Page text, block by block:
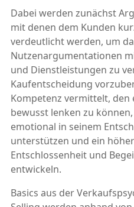
Dabei werden zunächst
mit denen dem Kunden
verdeutlicht werden, um
Nutzenargumentationen
und Dienstleistungen zu
Kaufentscheidung
Kompetenz vermittelt, den
bewusst lenken zu
emotional in seinem
unterstützen und ein
Entschlossenheit und
entwickeln.
Basics aus der